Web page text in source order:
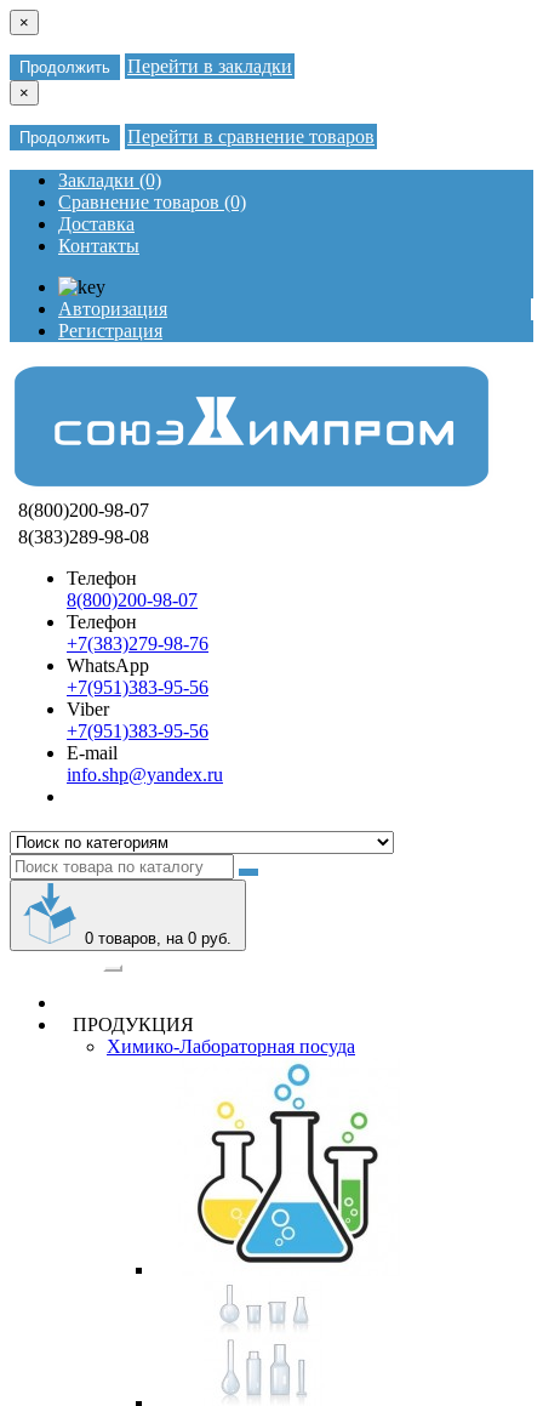
×
Продолжить Перейти в закладки
×
Продолжить Перейти в сравнение товаров
Закладки (0)
Сравнение товаров (0)
Доставка
Контакты
Авторизация
Регистрация
8(800)200-98-07
8(383)289-98-08
Телефон
8(800)200-98-07
Телефон
+7(383)279-98-76
WhatsApp
+7(951)383-95-56
Viber
+7(951)383-95-56
E-mail
info.shp@yandex.ru
0 товаров, на 0 руб.
ПРОДУКЦИЯ
Химико-Лабораторная посуда